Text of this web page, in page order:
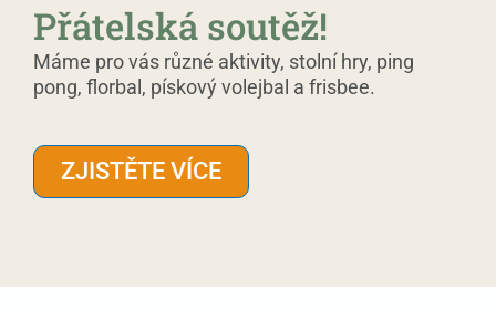
Přátelská soutěž!
Máme pro vás různé aktivity, stolní hry, ping
pong, florbal, pískový volejbal a frisbee.
ZJISTĚTE VÍCE